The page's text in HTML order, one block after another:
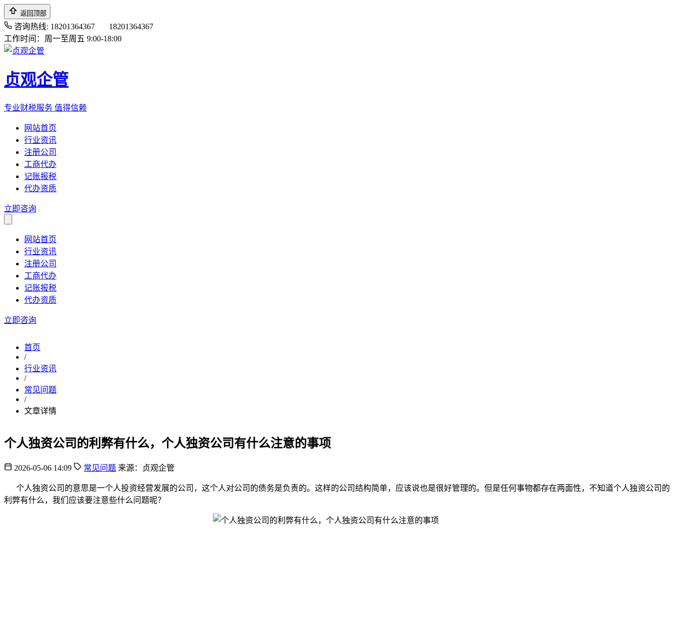
返回顶部
咨询热线: 18201364367
18201364367
工作时间：周一至周五 9:00-18:00
贞观企管
专业财税服务 值得信赖
网站首页
行业资讯
注册公司
工商代办
记账报税
代办资质
立即咨询
网站首页
行业资讯
注册公司
工商代办
记账报税
代办资质
立即咨询
首页
/
行业资讯
/
常见问题
/
文章详情
个人独资公司的利弊有什么，个人独资公司有什么注意的事项
2026-05-06 14:09 常见问题 来源：贞观企管
个人独资公司的意思是一个人投资经营发展的公司，这个人对公司的债务是负责的。这样的公司结构简单，应该说也是很好管理的。但是任何事物都存在两面性，不知道个人独资公司的
利弊有什么，我们应该要注意些什么问题呢？